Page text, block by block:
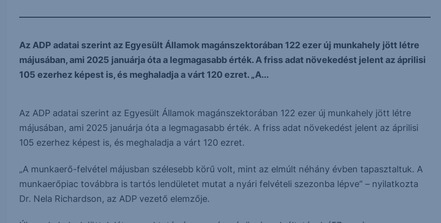
Az ADP adatai szerint az Egyesült Államok magánszektorában 122 ezer új munkahely jött létre
májusában, ami 2025 januárja óta a legmagasabb érték. A friss adat növekedést jelent az áprilisi
105 ezerhez képest is, és meghaladja a várt 120 ezret. „A...
Az ADP adatai szerint az Egyesült Államok magánszektorában 122 ezer új munkahely jött létre
májusában, ami 2025 januárja óta a legmagasabb érték. A friss adat növekedést jelent az áprilisi
105 ezerhez képest is, és meghaladja a várt 120 ezret.
„A munkaerő-felvétel májusban szélesebb körű volt, mint az elmúlt néhány évben tapasztaltuk. A
munkaerőpiac továbbra is tartós lendületet mutat a nyári felvételi szezonba lépve” – nyilatkozta
Dr. Nela Richardson, az ADP vezető elemzője.